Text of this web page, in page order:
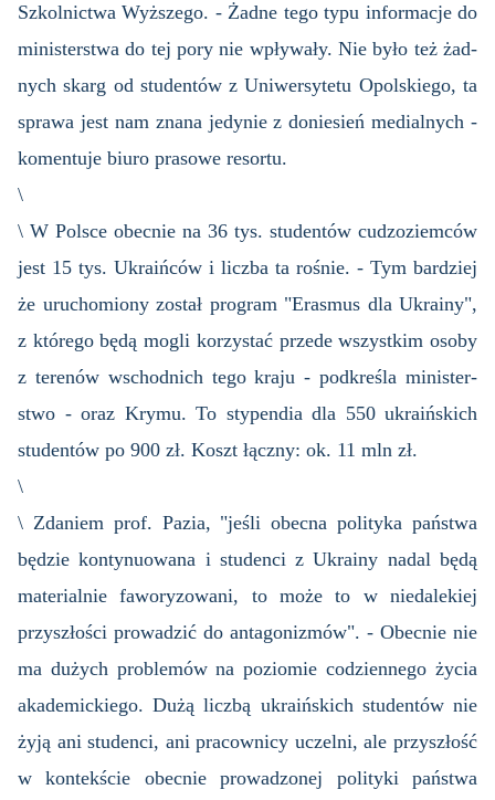
Szkol­nic­twa Wyż­sze­go. - Żadne tego typu in­for­ma­cje do
mi­ni­ster­stwa do tej pory nie wpły­wa­ły. Nie było też żad­
nych skarg od stu­den­tów z Uni­wer­sy­te­tu Opol­skie­go, ta
spra­wa jest nam znana je­dy­nie z do­nie­sień me­dial­nych -
ko­men­tu­je biuro pra­so­we re­sor­tu.
\
\ W Pol­sce obec­nie na 36 tys. stu­den­tów cu­dzo­ziem­ców
jest 15 tys. Ukra­iń­ców i licz­ba ta ro­śnie. - Tym bar­dziej
że uru­cho­mio­ny zo­stał pro­gram "Era­smus dla Ukra­iny",
z któ­re­go będą mogli ko­rzy­stać przede wszyst­kim osoby
z te­re­nów wschod­nich tego kraju - pod­kre­śla mi­ni­ster­
stwo - oraz Krymu. To sty­pen­dia dla 550 ukra­iń­skich
stu­den­tów po 900 zł. Koszt łącz­ny: ok. 11 mln zł.
\
\ Zda­niem prof. Pazia, "jeśli obec­na po­li­ty­ka pań­stwa
bę­dzie kon­ty­nu­owa­na i stu­den­ci z Ukra­iny nadal będą
ma­te­rial­nie fa­wo­ry­zo­wa­ni, to może to w nie­da­le­kiej
przy­szło­ści pro­wa­dzić do an­ta­go­ni­zmów". - Obec­nie nie
ma du­żych pro­ble­mów na po­zio­mie co­dzien­ne­go życia
aka­de­mic­kie­go. Dużą licz­bą ukra­iń­skich stu­den­tów nie
żyją ani stu­den­ci, ani pra­cow­ni­cy uczel­ni, ale przy­szłość
w kon­tek­ście obec­nie pro­wa­dzo­nej po­li­ty­ki pań­stwa